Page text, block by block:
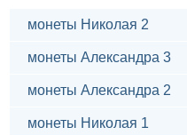
монеты Николая 2
монеты Александра 3
монеты Александра 2
монеты Николая 1